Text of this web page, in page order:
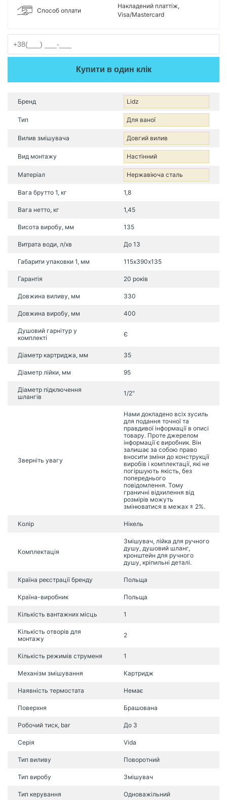
Способ оплати
Накладений платтіж,
Visa/Mastercard
Купити в один клік
Бренд Lidz
Тип Для ваної
Вилив змішувача Довгий вилив
Вид монтажу Настінний
Матеріал Нержавіюча сталь
Вага брутто 1, кг 1,8
Вага нетто, кг 1,45
Висота виробу, мм 135
Витрата води, л/хв До 13
Габарити упаковки 1, мм 115х390х135
Гарантія 20 років
Довжина виливу, мм 330
Довжина виробу, мм 400
Душовий гарнітур у
комплекті
Є
Діаметр картриджа, мм 35
Діаметр лійки, мм 95
Діаметр підключення
шлангів
1/2"
Зверніть увагу
Нами докладено всіх зусиль
для подання точної та
правдивої інформації в описі
товару. Проте джерелом
інформації є виробник. Він
залишає за собою право
вносити зміни до конструкції
виробів і комплектації, які не
погіршують якість, без
попереднього
повідомлення. Тому
граничні відхилення від
розмірів можуть
змінюватися в межах ± 2%.
Колір Нікель
Комплектація
Змішувач, лійка для ручного
душу, душовий шланг,
кронштейн для ручного
душу, кріпильні деталі.
Країна реєстрації бренду Польща
Країна-виробник Польща
Кількість вантажних місць 1
Кількість отворів для
монтажу
2
Кількість режимів струменя 1
Механізм змішування Картридж
Наявність термостата Немає
Поверхня Брашована
Робочий тиск, bar До 3
Серія Vida
Тип виливу Поворотний
Тип виробу Змішувач
Тип керування Одноважільний